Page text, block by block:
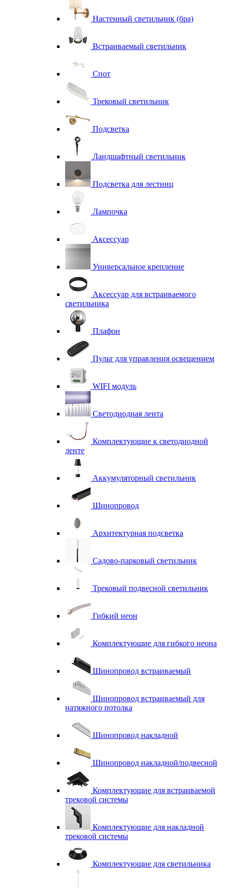
Настенный светильник (бра)
Встраиваемый светильник
Спот
Трековый светильник
Подсветка
Ландшафтный светильник
Подсветка для лестниц
Лампочка
Аксессуар
Универсальное крепление
Аксессуар для встраиваемого
светильника
Плафон
Пульт для управления освещением
WIFI модуль
Светодиодная лента
Комплектующие к светодиодной
ленте
Аккумуляторный светильник
Шинопровод
Архитектурная подсветка
Садово-парковый светильник
Трековый подвесной светильник
Гибкий неон
Комплектующие для гибкого неона
Шинопровод встраиваемый
Шинопровод встраиваемый для
натяжного потолка
Шинопровод накладной
Шинопровод накладной/подвесной
Комплектующие для встраиваемой
трековой системы
Комплектующие для накладной
трековой системы
Комплектующие для светильника